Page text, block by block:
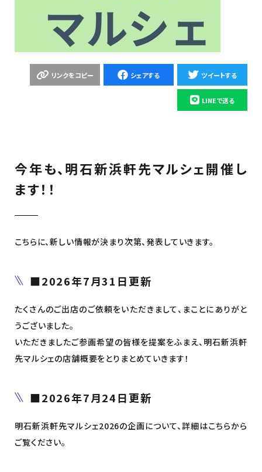
リンクをコピー シェアする ツイートする
LINEで送る
今年も、明石新浜軒先マルシェ開催し
ます！！
こちらに、新しい情報が決まり次第、発表していきます。
■2026年7月31日更新
たくさんのご出店のご依頼をいただきまして、まことにありがと
うございました。
いただきましたご参画希望の皆様を提案をふまえ、明石新浜軒
先マルシェの店舗概要をとりまとめていきます！
■2026年7月24日更新
明石新浜軒先マルシェ2026の企画について、詳細はこちらから
ご覧ください。